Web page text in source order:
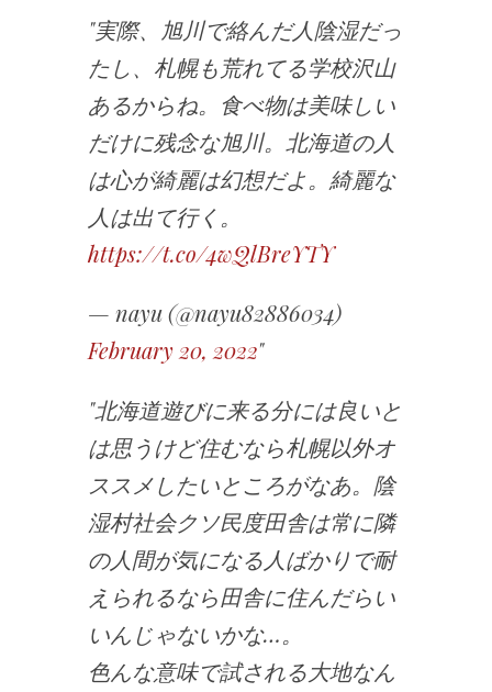
実際、旭川で絡んだ人陰湿だっ
たし、札幌も荒れてる学校沢山
あるからね。食べ物は美味しい
だけに残念な旭川。北海道の人
は心が綺麗は幻想だよ。綺麗な
人は出て行く。
https://t.co/4wQlBreYTY
— nayu (@nayu82886034)
February 20, 2022
北海道遊びに来る分には良いと
は思うけど住むなら札幌以外オ
ススメしたいところがなあ。陰
湿村社会クソ民度田舎は常に隣
の人間が気になる人ばかりで耐
えられるなら田舎に住んだらい
いんじゃないかな…。
色んな意味で試される大地なん